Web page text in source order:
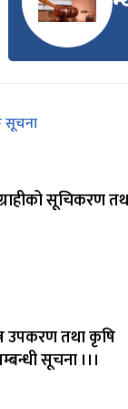
सूचना
सूचिकरण
उपकरण तथा कृषि
सूचना ।।।